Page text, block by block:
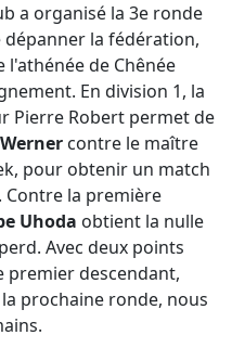
a organisé la 3e ronde
dépanner la fédération,
de Chênée
En division 1, la
Pierre Robert permet de
contre le maître
pour obtenir un match
Contre la première
Uhoda obtient la nulle
perd. Avec deux points
premier descendant,
prochaine ronde, nous